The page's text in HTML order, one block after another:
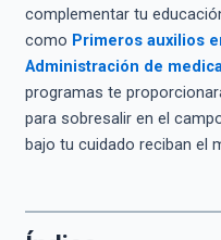
complementar tu
como Primeros auxilios
Administración de
programas te
para sobresalir en el
bajo tu cuidado reciban el